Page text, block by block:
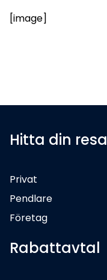
[image]
Hitta din resa
Privat
Pendlare
Företag
Rabattavtal